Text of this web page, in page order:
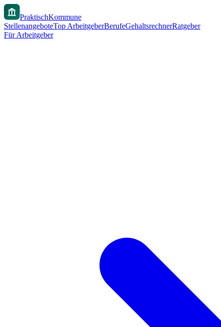
PraktischKommune
StellenangeboteTop ArbeitgeberBerufeGehaltsrechnerRatgeber
Für Arbeitgeber